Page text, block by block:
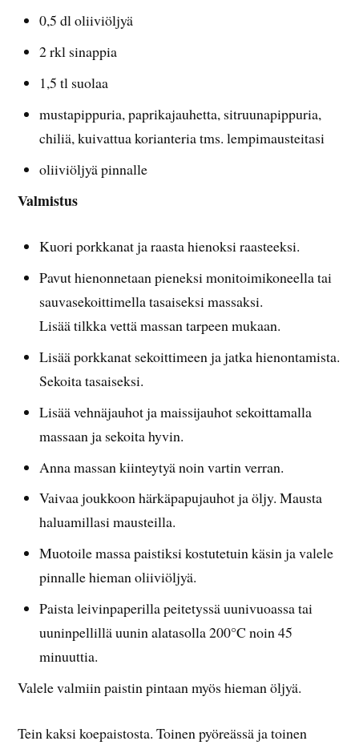
0,5 dl oliiviöljyä
2 rkl sinappia
1,5 tl suolaa
mustapippuria, paprikajauhetta, sitruunapippuria,
chiliä, kuivattua korianteria tms. lempimausteitasi
oliiviöljyä pinnalle
Valmistus
Kuori porkkanat ja raasta hienoksi raasteeksi.
Pavut hienonnetaan pieneksi monitoimikoneella tai
sauvasekoittimella tasaiseksi massaksi.
Lisää tilkka vettä massan tarpeen mukaan.
Lisää porkkanat sekoittimeen ja jatka hienontamista.
Sekoita tasaiseksi.
Lisää vehnäjauhot ja maissijauhot sekoittamalla
massaan ja sekoita hyvin.
Anna massan kiinteytyä noin vartin verran.
Vaivaa joukkoon härkäpapujauhot ja öljy. Mausta
haluamillasi mausteilla.
Muotoile massa paistiksi kostutetuin käsin ja valele
pinnalle hieman oliiviöljyä.
Paista leivinpaperilla peitetyssä uunivuoassa tai
uuninpellillä uunin alatasolla 200°C noin 45
minuuttia.
Valele valmiin paistin pintaan myös hieman öljyä.
Tein kaksi koepaistosta. Toinen pyöreässä ja toinen